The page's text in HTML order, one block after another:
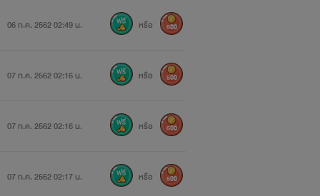
โคร่ง”
ยงแผ่ว เมื่อมือข้างหนึ่งกำลังไล้ต่ำลง
06 ก.ค. 2562 02:49 น. หรือ 500
07 ก.ค. 2562 02:16 น. หรือ 500
07 ก.ค. 2562 02:16 น. หรือ 500
07 ก.ค. 2562 02:17 น. หรือ 500